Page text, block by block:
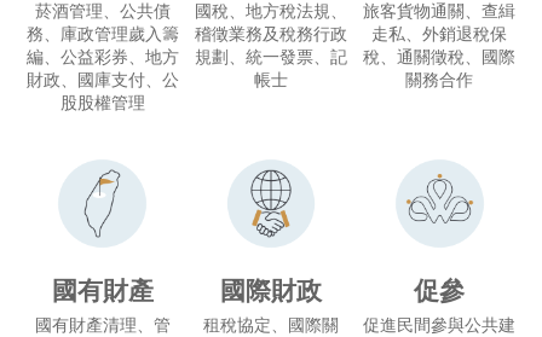
菸酒管理、公共債
務、庫政管理歲入籌
編、公益彩券、地方
財政、國庫支付、公
股股權管理
國稅、地方稅法規、
稽徵業務及稅務行政
規劃、統一發票、記
帳士
旅客貨物通關、查緝
走私、外銷退稅保
稅、通關徵稅、國際
關務合作
國有財產
國有財產清理、管
國際財政
租稅協定、國際關
促參
促進民間參與公共建